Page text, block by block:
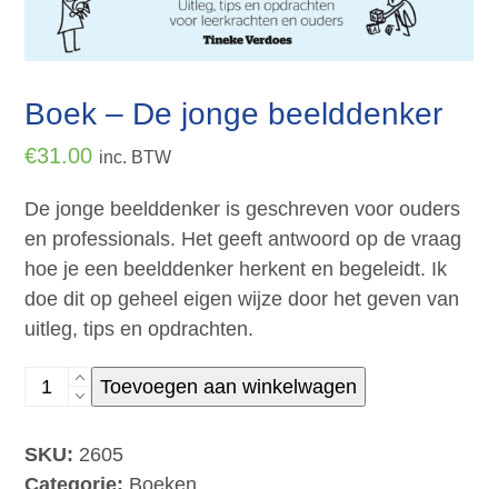
Boek – De jonge beelddenker
€31.00 inc. BTW
De jonge beelddenker is geschreven voor ouders
en professionals. Het geeft antwoord op de vraag
hoe je een beelddenker herkent en begeleidt. Ik
doe dit op geheel eigen wijze door het geven van
uitleg, tips en opdrachten.
Boek
Toevoegen aan winkelwagen
SKU: 2605